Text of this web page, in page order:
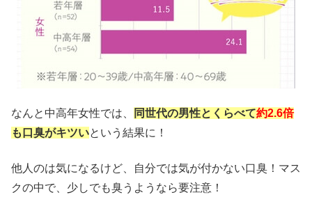
なんと中高年女性では、 同世代の男性とくらべて約2.6倍
も口臭がキツいという結果に！
他人のは気になるけど、自分では気が付かない口臭！マス
クの中で、少しでも臭うようなら要注意！